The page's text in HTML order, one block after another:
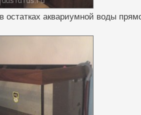
остатках аквариумной воды